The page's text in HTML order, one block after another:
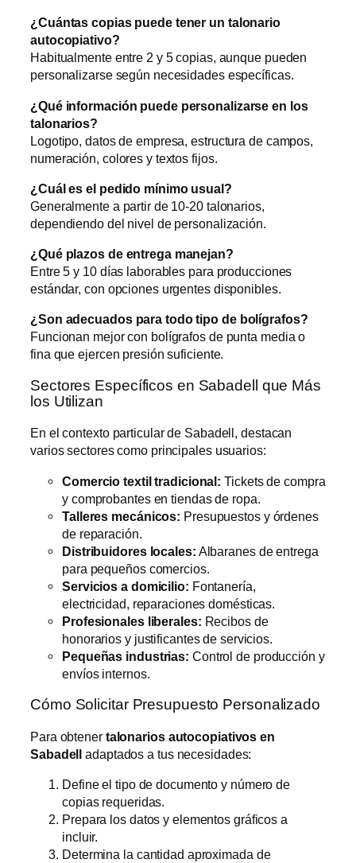
¿Cuántas copias puede tener un talonario
autocopiativo?
Habitualmente entre 2 y 5 copias, aunque pueden
personalizarse según necesidades específicas.
¿Qué información puede personalizarse en los
talonarios?
Logotipo, datos de empresa, estructura de campos,
numeración, colores y textos fijos.
¿Cuál es el pedido mínimo usual?
Generalmente a partir de 10-20 talonarios,
dependiendo del nivel de personalización.
¿Qué plazos de entrega manejan?
Entre 5 y 10 días laborables para producciones
estándar, con opciones urgentes disponibles.
¿Son adecuados para todo tipo de bolígrafos?
Funcionan mejor con bolígrafos de punta media o
fina que ejercen presión suficiente.
Sectores Específicos en Sabadell que Más
los Utilizan
En el contexto particular de Sabadell, destacan
varios sectores como principales usuarios:
Comercio textil tradicional: Tickets de compra
y comprobantes en tiendas de ropa.
Talleres mecánicos: Presupuestos y órdenes
de reparación.
Distribuidores locales: Albaranes de entrega
para pequeños comercios.
Servicios a domicilio: Fontanería,
electricidad, reparaciones domésticas.
Profesionales liberales: Recibos de
honorarios y justificantes de servicios.
Pequeñas industrias: Control de producción y
envíos internos.
Cómo Solicitar Presupuesto Personalizado
Para obtener talonarios autocopiativos en
Sabadell adaptados a tus necesidades:
Define el tipo de documento y número de
copias requeridas.
Prepara los datos y elementos gráficos a
incluir.
Determina la cantidad aproximada de